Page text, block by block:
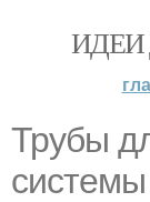
ИДЕИ
Трубы
системы